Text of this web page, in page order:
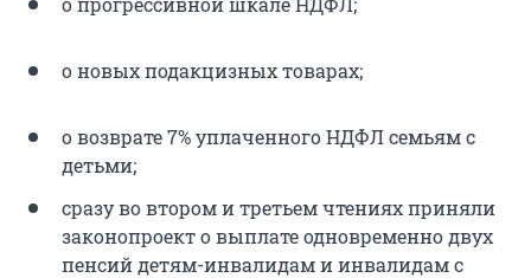
о новых подакцизных товарах;
о возврате 7% уплаченного НДФЛ семьям с
детьми;
сразу во втором и третьем чтениях приняли
законопроект о выплате одновременно двух
пенсий детям-инвалидам и инвалидам с